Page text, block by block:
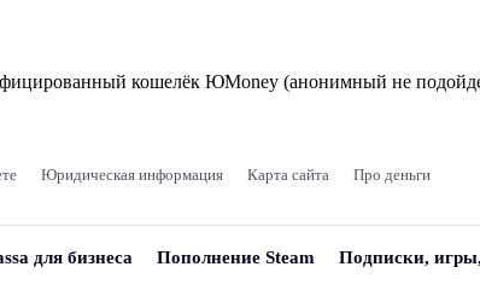
кошелёк ЮMoney (анонимный не
Юридическая информация Карта сайта Про деньги
для бизнеса Пополнение Steam Подписки,